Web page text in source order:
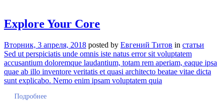
Explore Your Core
Вторник, 3 апреля, 2018 posted by Евгений Титов in статьи
Sed ut perspiciatis unde omnis iste natus error sit voluptatem
accusantium doloremque laudantium, totam rem aperiam, eaque ipsa
quae ab illo inventore veritatis et quasi architecto beatae vitae dicta
sunt explicabo. Nemo enim ipsam voluptatem quia
Подробнее